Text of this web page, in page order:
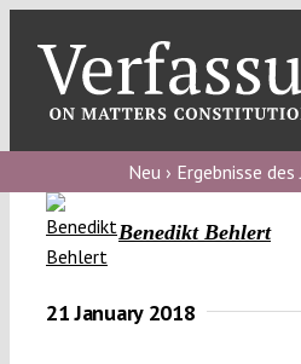
content
blog
Verfassungs
Verfassungs
Neu › Ergebnisse
Benedikt Behlert
21 January 2018